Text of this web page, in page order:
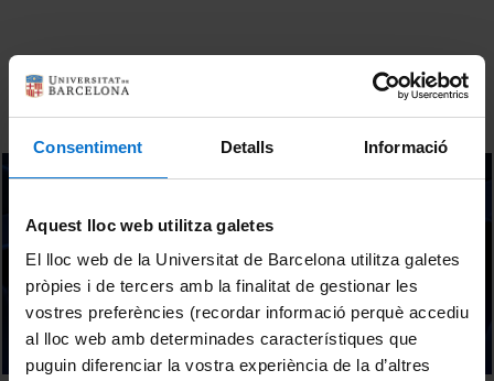
Consentiment Detalls Informació
Aquest lloc web utilitza galetes
El lloc web de la Universitat de Barcelona utilitza galetes
pròpies i de tercers amb la finalitat de gestionar les
vostres preferències (recordar informació perquè accediu
al lloc web amb determinades característiques que
puguin diferenciar la vostra experiència de la d’altres
Ordenar